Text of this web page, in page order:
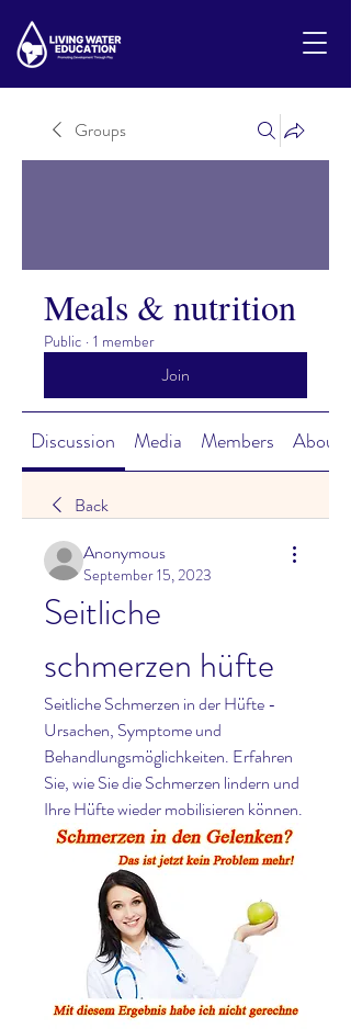
Groups
Meals & nutrition
Public · 1 member
Join
Discussion Media Members About
Back
Anonymous
September 15, 2023
Seitliche
schmerzen hüfte
Seitliche Schmerzen in der Hüfte -
Ursachen, Symptome und
Behandlungsmöglichkeiten. Erfahren
Sie, wie Sie die Schmerzen lindern und
Ihre Hüfte wieder mobilisieren können.